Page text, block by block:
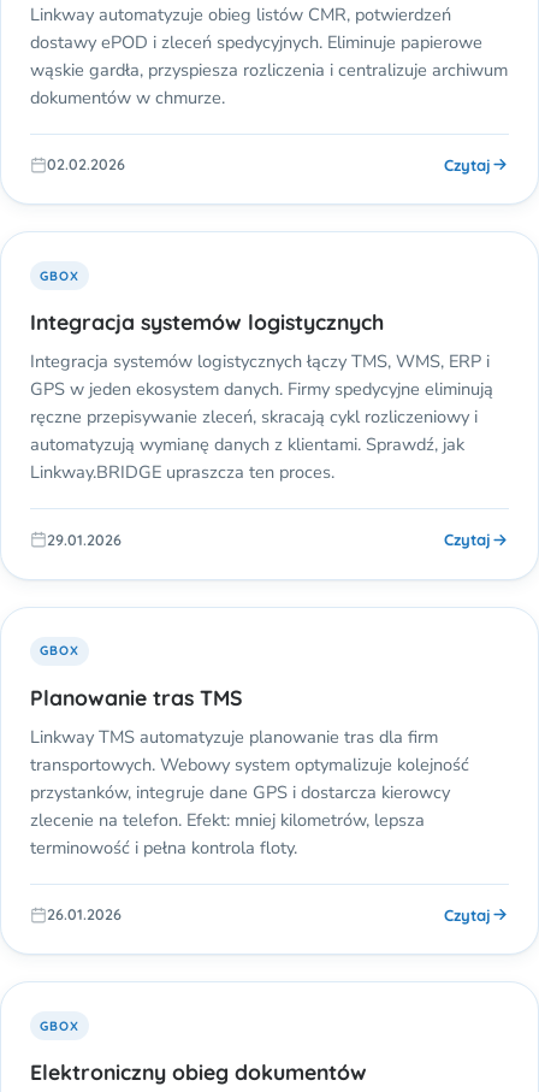
Linkway automatyzuje obieg listów CMR, potwierdzeń
dostawy ePOD i zleceń spedycyjnych. Eliminuje papierowe
wąskie gardła, przyspiesza rozliczenia i centralizuje archiwum
dokumentów w chmurze.
02.02.2026 Czytaj
GBOX
Integracja systemów logistycznych
Integracja systemów logistycznych łączy TMS, WMS, ERP i
GPS w jeden ekosystem danych. Firmy spedycyjne eliminują
ręczne przepisywanie zleceń, skracają cykl rozliczeniowy i
automatyzują wymianę danych z klientami. Sprawdź, jak
Linkway.BRIDGE upraszcza ten proces.
29.01.2026 Czytaj
GBOX
Planowanie tras TMS
Linkway TMS automatyzuje planowanie tras dla firm
transportowych. Webowy system optymalizuje kolejność
przystanków, integruje dane GPS i dostarcza kierowcy
zlecenie na telefon. Efekt: mniej kilometrów, lepsza
terminowość i pełna kontrola floty.
26.01.2026 Czytaj
GBOX
Elektroniczny obieg dokumentów